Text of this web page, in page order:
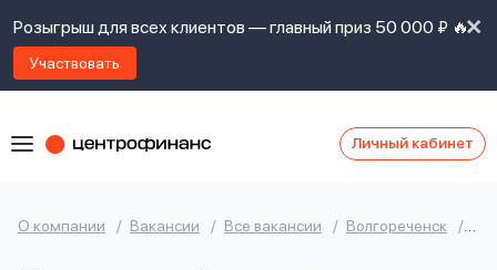
Розыгрыш для всех клиентов — главный приз 50 000 ₽ 🔥
Участвовать
Личный кабинет
О компании Вакансии Все вакансии Волгореченск
Я